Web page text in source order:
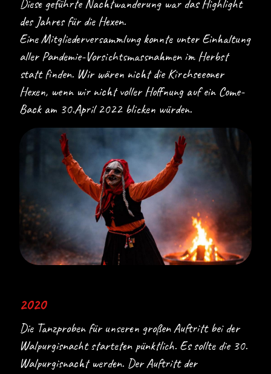
Diese geführte Nachtwanderung war das Highlight
des Jahres für die Hexen.
Eine Mitgliederversammlung konnte unter Einhaltung
aller Pandemie-Vorsichtsmassnahmen im Herbst
statt finden. Wir wären nicht die Kirchseeoner
Hexen, wenn wir nicht voller Hoffnung auf ein Come-
Back am 30.April 2022 blicken würden.
2020
Die Tanzproben für unseren großen Auftritt bei der
Walpurgisnacht starteten pünktlich. Es sollte die 30.
Walpurgisnacht werden. Der Auftritt der